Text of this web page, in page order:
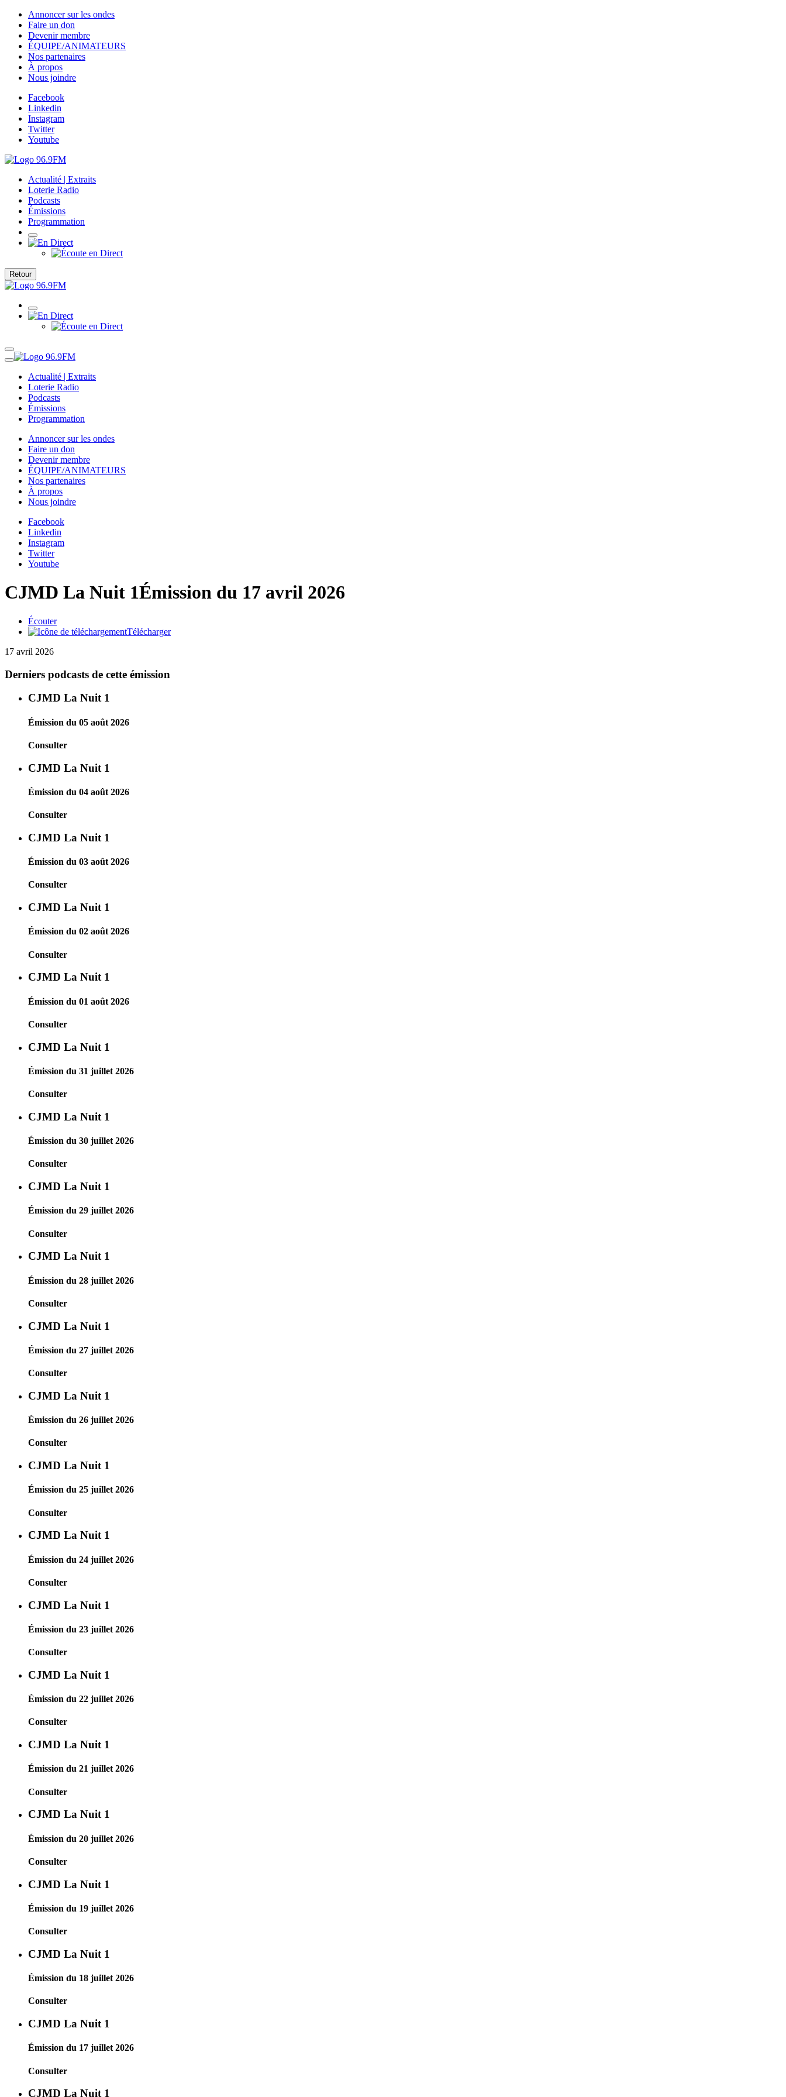
Annoncer sur les ondes
Faire un don
Devenir membre
ÉQUIPE/ANIMATEURS
Nos partenaires
À propos
Nous joindre
Facebook
Linkedin
Instagram
Twitter
Youtube
Actualité | Extraits
Loterie Radio
Podcasts
Émissions
Programmation
Retour
Actualité | Extraits
Loterie Radio
Podcasts
Émissions
Programmation
Annoncer sur les ondes
Faire un don
Devenir membre
ÉQUIPE/ANIMATEURS
Nos partenaires
À propos
Nous joindre
Facebook
Linkedin
Instagram
Twitter
Youtube
CJMD La Nuit 1Émission du 17 avril 2026
Écouter
Télécharger
17 avril 2026
Derniers podcasts de cette émission
CJMD La Nuit 1
Émission du 05 août 2026
Consulter
CJMD La Nuit 1
Émission du 04 août 2026
Consulter
CJMD La Nuit 1
Émission du 03 août 2026
Consulter
CJMD La Nuit 1
Émission du 02 août 2026
Consulter
CJMD La Nuit 1
Émission du 01 août 2026
Consulter
CJMD La Nuit 1
Émission du 31 juillet 2026
Consulter
CJMD La Nuit 1
Émission du 30 juillet 2026
Consulter
CJMD La Nuit 1
Émission du 29 juillet 2026
Consulter
CJMD La Nuit 1
Émission du 28 juillet 2026
Consulter
CJMD La Nuit 1
Émission du 27 juillet 2026
Consulter
CJMD La Nuit 1
Émission du 26 juillet 2026
Consulter
CJMD La Nuit 1
Émission du 25 juillet 2026
Consulter
CJMD La Nuit 1
Émission du 24 juillet 2026
Consulter
CJMD La Nuit 1
Émission du 23 juillet 2026
Consulter
CJMD La Nuit 1
Émission du 22 juillet 2026
Consulter
CJMD La Nuit 1
Émission du 21 juillet 2026
Consulter
CJMD La Nuit 1
Émission du 20 juillet 2026
Consulter
CJMD La Nuit 1
Émission du 19 juillet 2026
Consulter
CJMD La Nuit 1
Émission du 18 juillet 2026
Consulter
CJMD La Nuit 1
Émission du 17 juillet 2026
Consulter
CJMD La Nuit 1